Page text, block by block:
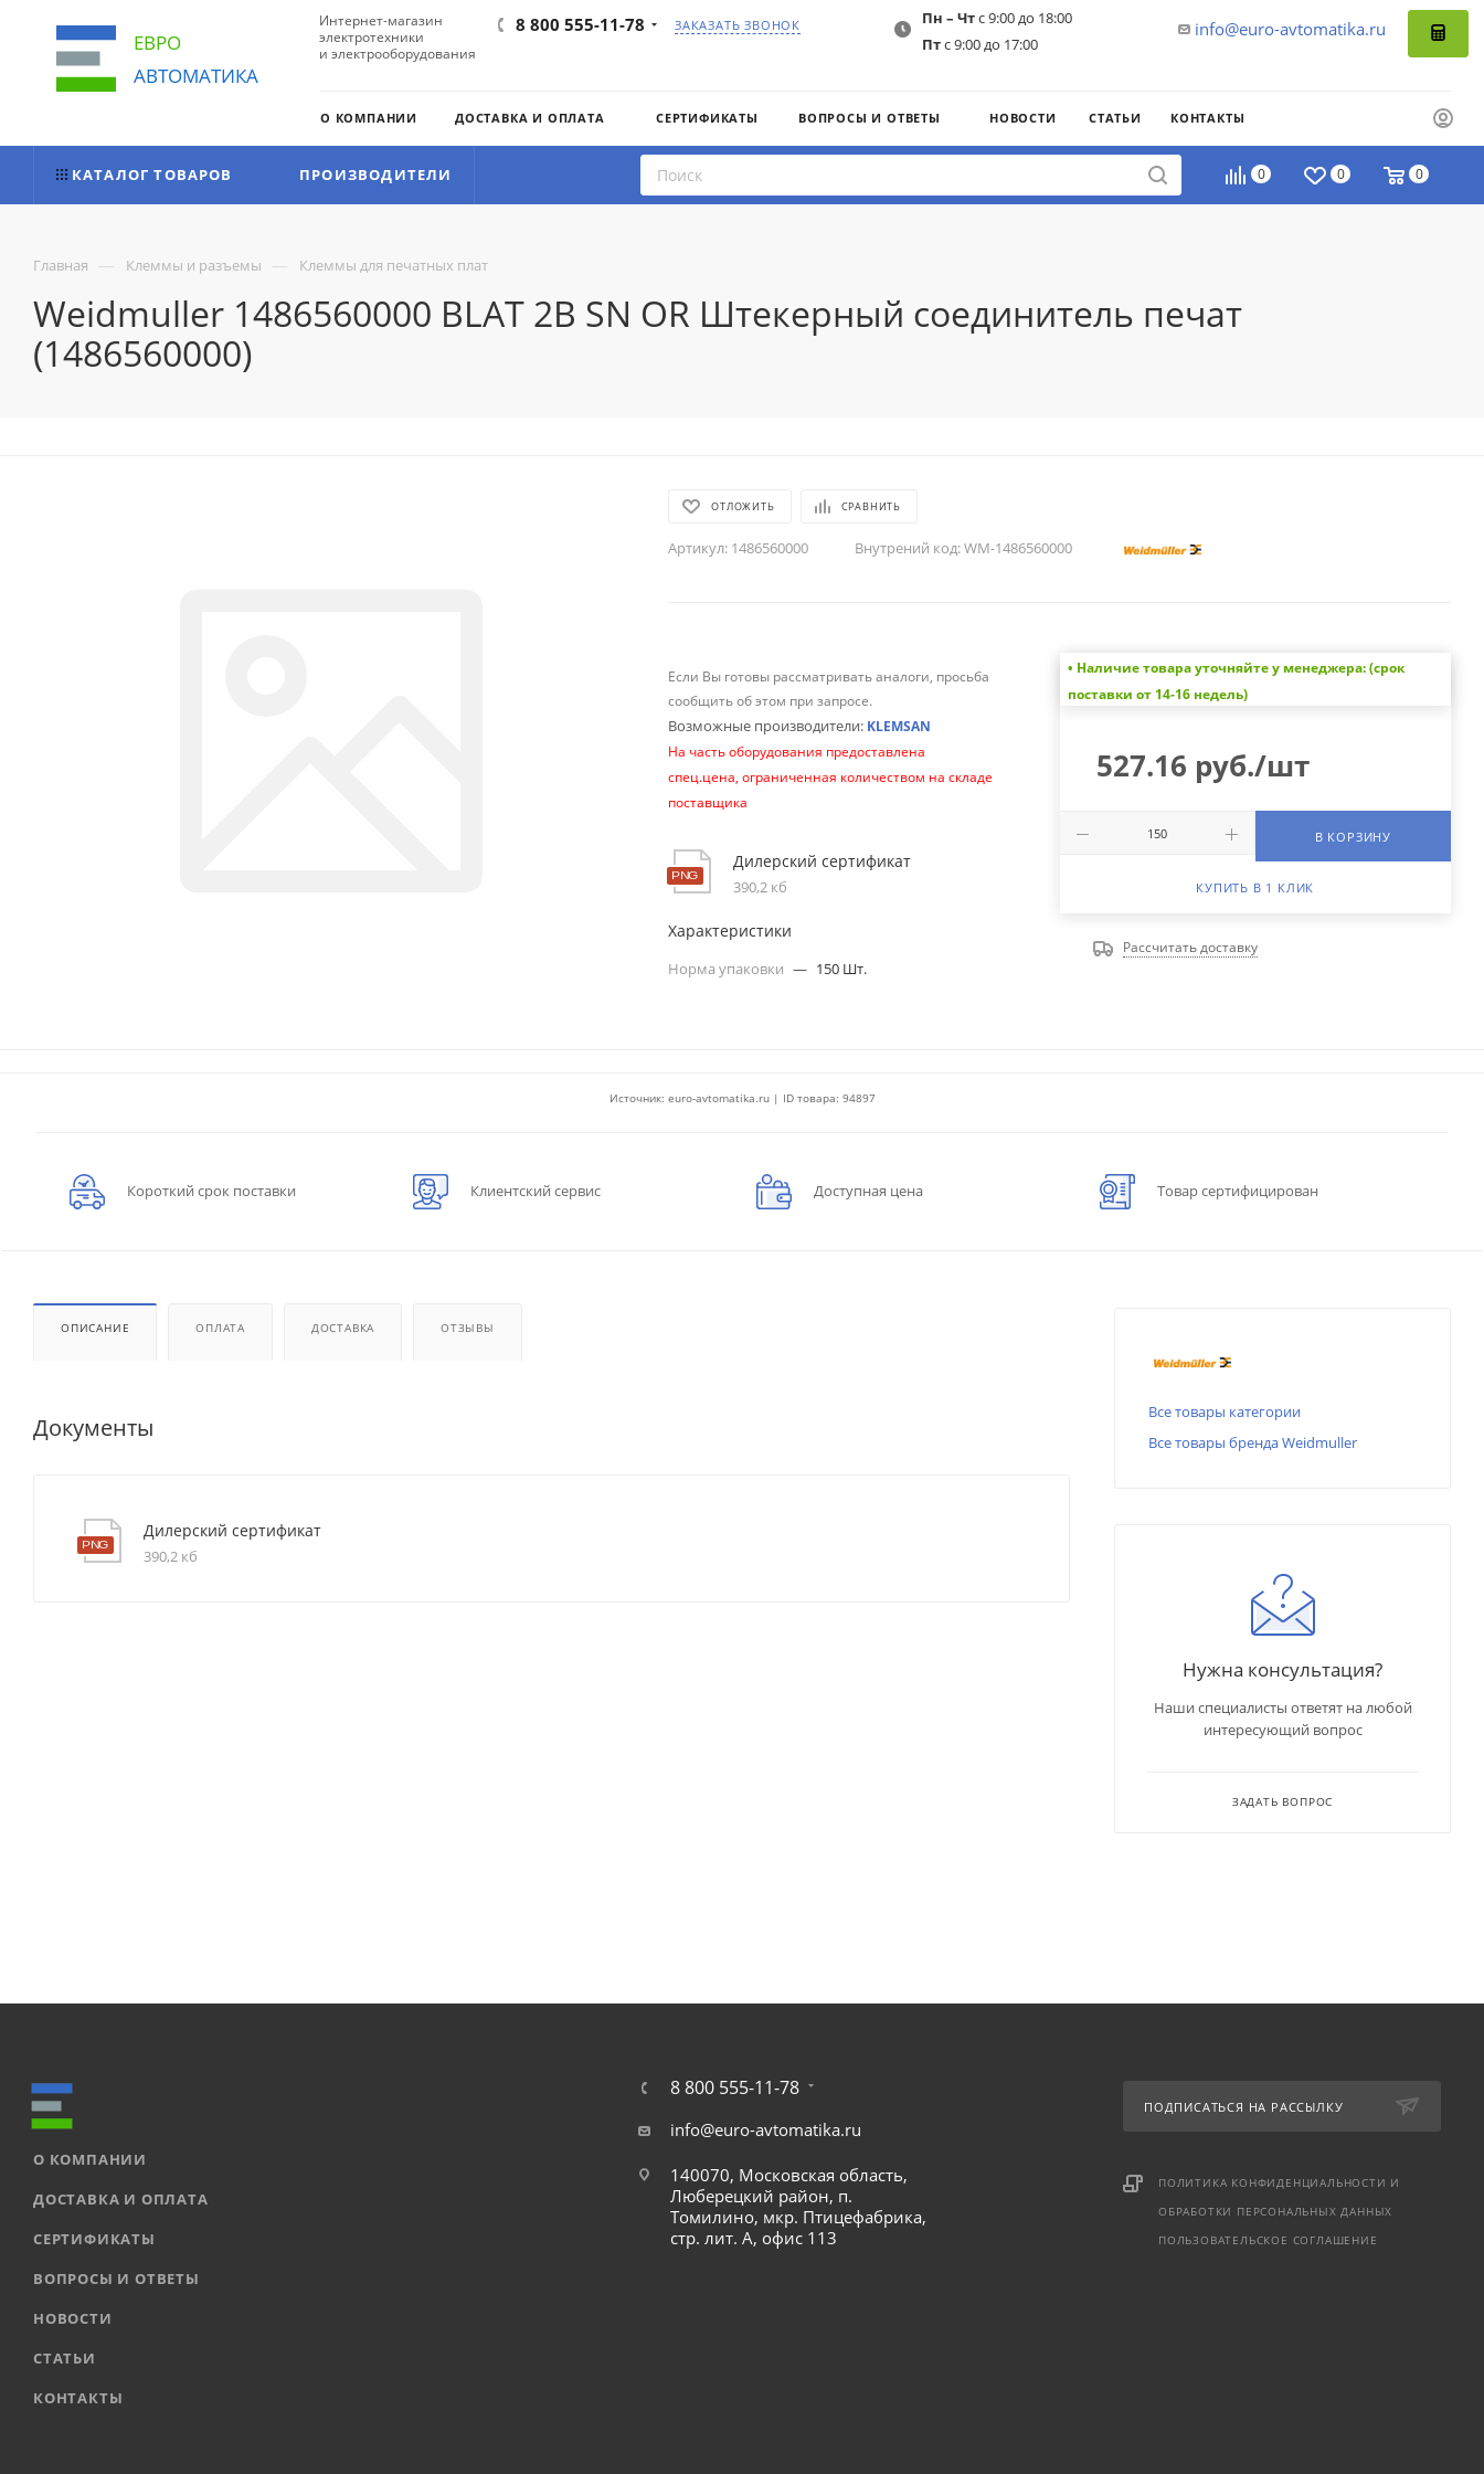
ЕВРО
АВТОМАТИКА
Интернет-магазин
электротехники
и электрооборудования
8 800 555-11-78 ЗАКАЗАТЬ ЗВОНОК info@euro-avtomatika.ru
Пн – Чтс 9:00 до 18:00
Птс 9:00 до 17:00
О КОМПАНИИ ДОСТАВКА И ОПЛАТА СЕРТИФИКАТЫ ВОПРОСЫ И ОТВЕТЫ НОВОСТИ СТАТЬИ КОНТАКТЫ
0 0 0
КАТАЛОГ ТОВАРОВ ПРОИЗВОДИТЕЛИ
Главная — Клеммы и разъемы — Клеммы для печатных плат
Weidmuller 1486560000 BLAT 2B SN OR Штекерный соединитель печат
(1486560000)
ОТЛОЖИТЬ СРАВНИТЬ
Артикул: 1486560000 Внутрений код:WM-1486560000
Если Вы готовы рассматривать аналоги, просьба
сообщить об этом при запросе.
Возможные производители: KLEMSAN
На часть оборудования предоставлена
спец.цена, ограниченная количеством на складе
поставщика
Дилерский сертификат
390,2 кб
Характеристики
Норма упаковки — 150 Шт.
• Наличие товара уточняйте у менеджера: (срок
поставки от 14-16 недель)
527.16 руб./шт
В КОРЗИНУ
КУПИТЬ В 1 КЛИК
Рассчитать доставку
Источник: euro-avtomatika.ru | ID товара: 94897
Короткий срок поставки Клиентский сервис Доступная цена Товар сертифицирован
ОПИСАНИЕ ОПЛАТА ДОСТАВКА ОТЗЫВЫ
Документы
Дилерский сертификат
390,2 кб
Все товары категории
Все товары бренда Weidmuller
Нужна консультация?
Наши специалисты ответят на любой
интересующий вопрос
ЗАДАТЬ ВОПРОС
О КОМПАНИИ
ДОСТАВКА И ОПЛАТА
СЕРТИФИКАТЫ
ВОПРОСЫ И ОТВЕТЫ
НОВОСТИ
СТАТЬИ
КОНТАКТЫ
8 800 555-11-78
info@euro-avtomatika.ru
140070, Московская область,
Люберецкий район, п.
Томилино, мкр. Птицефабрика,
стр. лит. А, офис 113
ПОДПИСАТЬСЯ НА РАССЫЛКУ
ПОЛИТИКА КОНФИДЕНЦИАЛЬНОСТИ И
ОБРАБОТКИ ПЕРСОНАЛЬНЫХ ДАННЫХ
ПОЛЬЗОВАТЕЛЬСКОЕ СОГЛАШЕНИЕ